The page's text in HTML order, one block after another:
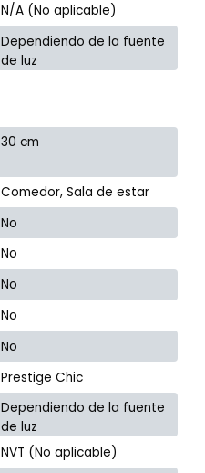
N/A (No aplicable)
Dependiendo de la fuente
de luz
30 cm
Comedor, Sala de estar
No
No
No
No
No
Prestige Chic
Dependiendo de la fuente
de luz
NVT (No aplicable)